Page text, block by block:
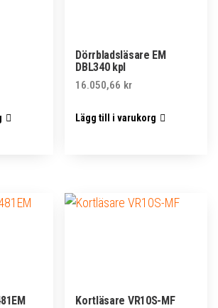
Dörrbladsläsare EM
DBL340 kpl
16.050,66 kr
Lägg till i varukorg
Kortläsare VR10S-MF